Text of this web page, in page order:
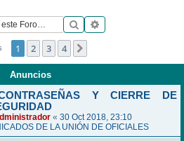
Buscar
1 2 3 4
Anuncios
Y CIERRE DE
« 30 Oct 2018, 23:10
DE LA UNIÓN DE OFICIALES